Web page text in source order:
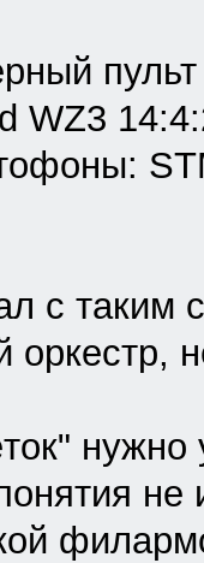
WZ3
с таким
оркестр,